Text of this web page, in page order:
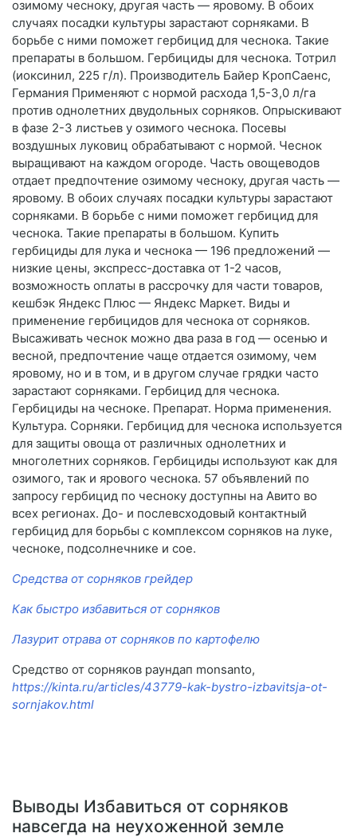
озимому чесноку, другая часть — яровому. В обоих
случаях посадки культуры зарастают сорняками. В
борьбе с ними поможет гербицид для чеснока. Такие
препараты в большом. Гербициды для чеснока. Тотрил
(иоксинил, 225 г/л). Производитель Байер КропСаенс,
Германия Применяют с нормой расхода 1,5-3,0 л/га
против однолетних двудольных сорняков. Опрыскивают
в фазе 2-3 листьев у озимого чеснока. Посевы
воздушных луковиц обрабатывают с нормой. Чеснок
выращивают на каждом огороде. Часть овощеводов
отдает предпочтение озимому чесноку, другая часть —
яровому. В обоих случаях посадки культуры зарастают
сорняками. В борьбе с ними поможет гербицид для
чеснока. Такие препараты в большом. Купить
гербициды для лука и чеснока — 196 предложений —
низкие цены, экспресс-доставка от 1-2 часов,
возможность оплаты в рассрочку для части товаров,
кешбэк Яндекс Плюс — Яндекс Маркет. Виды и
применение гербицидов для чеснока от сорняков.
Высаживать чеснок можно два раза в год — осенью и
весной, предпочтение чаще отдается озимому, чем
яровому, но и в том, и в другом случае грядки часто
зарастают сорняками. Гербицид для чеснока.
Гербициды на чесноке. Препарат. Норма применения.
Культура. Сорняки. Гербицид для чеснока используется
для защиты овоща от различных однолетних и
многолетних сорняков. Гербициды используют как для
озимого, так и ярового чеснока. 57 объявлений по
запросу гербицид по чесноку доступны на Авито во
всех регионах. До- и послевсходовый контактный
гербицид для борьбы с комплексом сорняков на луке,
чесноке, подсолнечнике и сое.
Средства от сорняков грейдер
Как быстро избавиться от сорняков
Лазурит отрава от сорняков по картофелю
Средство от сорняков раундап monsanto,
https://kinta.ru/articles/43779-kak-bystro-izbavitsja-ot-
sornjakov.html
Выводы Избавиться от сорняков
навсегда на неухоженной земле